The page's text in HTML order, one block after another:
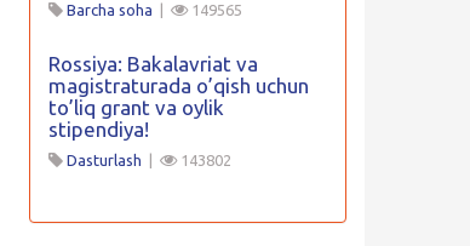
Barcha soha 149565
Rossiya: Bakalavriat va
magistraturada o’qish uchun
to’liq grant va oylik
stipendiya!
Dasturlash 143802